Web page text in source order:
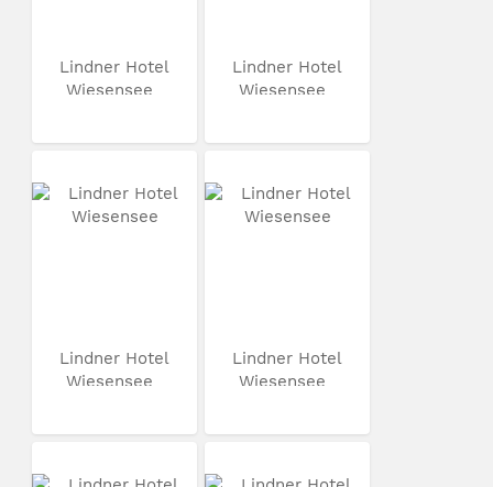
Lindner Hotel
Wiesensee
Lindner Hotel
Wiesensee
Lindner Hotel
Wiesensee
Lindner Hotel
Wiesensee